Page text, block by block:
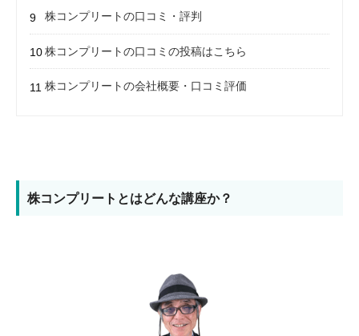
株コンプリートの口コミ・評判
株コンプリートの口コミの投稿はこちら
株コンプリートの会社概要・口コミ評価
株コンプリートとはどんな講座か？